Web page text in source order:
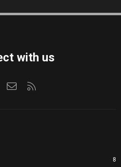
with us
FacebookKontaktirajte nas
8